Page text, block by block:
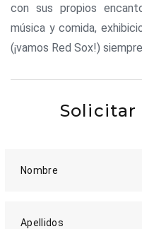
con sus propios
música y comida,
(¡vamos Red Sox!)
Nombre
Apellidos